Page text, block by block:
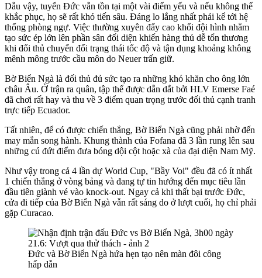
Dẫu vậy, tuyển Đức vẫn tồn tại một vài điểm yếu và nếu không thể
khắc phục, họ sẽ rất khó tiến sâu. Đáng lo lắng nhất phải kể tới hệ
thống phòng ngự. Việc thường xuyên đẩy cao khối đội hình nhằm
tạo sức ép lớn lên phần sân đối diện khiến hàng thủ dễ tổn thương
khi đối thủ chuyển đổi trạng thái tốc độ và tận dụng khoảng không
mênh mông trước cầu môn do Neuer trấn giữ.
Bờ Biển Ngà là đối thủ đủ sức tạo ra những khó khăn cho ông lớn
châu Âu. Ở trận ra quân, tập thể được dẫn dắt bởi HLV Emerse Faé
đã chơi rất hay và thu về 3 điểm quan trọng trước đối thủ cạnh tranh
trực tiếp Ecuador.
Tất nhiên, để có được chiến thắng, Bờ Biển Ngà cũng phải nhờ đến
may mắn song hành. Khung thành của Fofana đã 3 lần rung lên sau
những cú đứt điểm đưa bóng dội cột hoặc xà của đại diện Nam Mỹ.
Như vậy trong cả 4 lần dự World Cup, "Bầy Voi" đều đã có ít nhất
1 chiến thắng ở vòng bảng và đang tự tin hướng đến mục tiêu lần
đầu tiên giành vé vào knock-out. Ngay cả khi thất bại trước Đức,
cửa đi tiếp của Bờ Biển Ngà vẫn rất sáng do ở lượt cuối, họ chỉ phải
gặp Curacao.
Đức và Bờ Biển Ngà hứa hẹn tạo nên màn đôi công
hấp dẫn